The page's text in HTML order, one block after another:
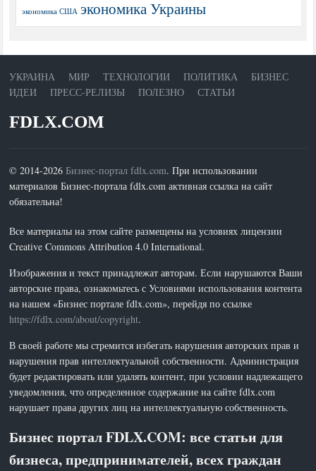
экономика США экономика Украины
УКРАИНА МИР ТЕХНОЛОГИИ ПОЛИТИКА
БИЗНЕС
ИДЕИ
ПРЕСС-РЕЛИЗЫ ПОЛЕЗНО СТАТЬИ
FDLX.COM
© 2014-2026Бизнес-портал fdlx.com. При использовании
материалов Бизнес-портала fdlx.com активная ссылка на сайт
обязательна!
Все материалы на этом сайте размещены на условиях лицензии
Creative Commons Attribution 4.0 International.
Изображения и текст принадлежат авторам. Если нарушаются Ваши
авторские права, ознакомьтесь с Условиями использования контента
на нашем «Бизнес портале fdlx.com», перейдя по ссылке
https://fdlx.com/about/copyright.
В своей работе мы стремится избегать нарушения авторских прав и
нарушения прав интеллектуальной собственности. Администрация
будет редактировать или удалять контент, при условии надлежащего
уведомления, что определенное содержание на сайте fdlx.com
нарушает права других лиц на интеллектуальную собственность.
Бизнес портал FDLX.COM: все статьи для
бизнеса, предпринимателей, всех граждан